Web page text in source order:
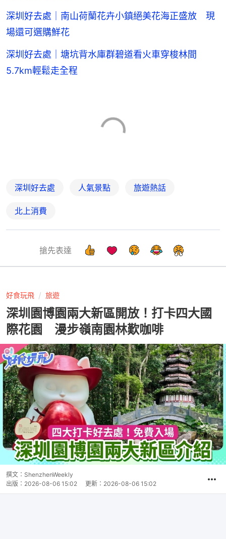
深圳好去處｜南山荷蘭花卉小鎮絕美花海正盛放 現
場還可選購鮮花
深圳好去處｜塘坑背水庫群碧道看火車穿梭林間
5.7km輕鬆走全程
深圳好去處 人氣景點 旅遊熱話
北上消費
搶先表達
好食玩飛 旅遊
深圳園博園兩大新區開放！打卡四大國
際花園 漫步嶺南園林歎咖啡
撰文： ShenzhenWeekly
出版： 2026-08-06 15:02 更新： 2026-08-06 15:02